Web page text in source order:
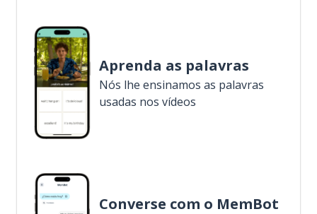
Aprenda as palavras
Nós lhe ensinamos as palavras
usadas nos vídeos
Converse com o MemBot